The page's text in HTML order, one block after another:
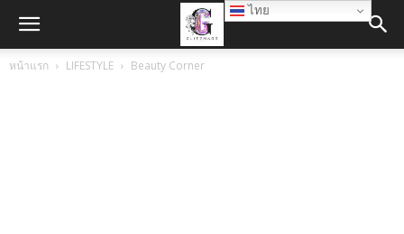
หน้าแรก LIFESTYLE Beauty Corner
ไทย